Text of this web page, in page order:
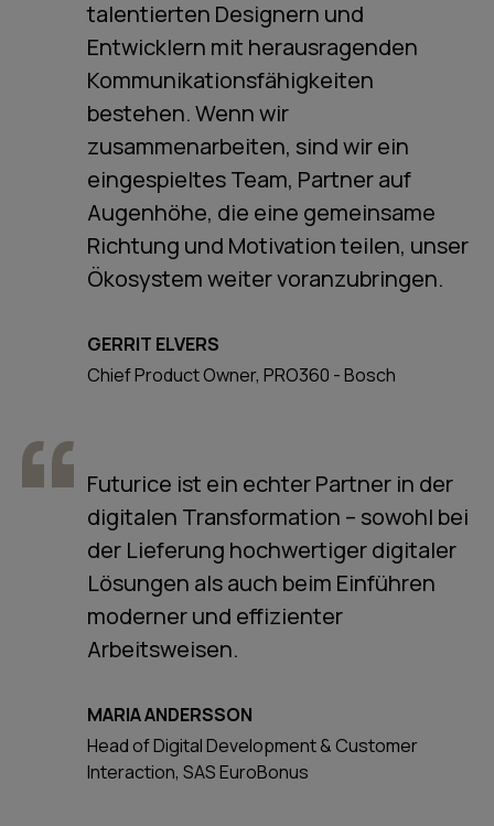
talentierten Designern und
Entwicklern mit herausragenden
Kommunikationsfähigkeiten
bestehen. Wenn wir
zusammenarbeiten, sind wir ein
eingespieltes Team, Partner auf
Augenhöhe, die eine gemeinsame
Richtung und Motivation teilen, unser
Ökosystem weiter voranzubringen.
GERRIT ELVERS
Chief Product Owner, PRO360 - Bosch
Futurice ist ein echter Partner in der
digitalen Transformation – sowohl bei
der Lieferung hochwertiger digitaler
Lösungen als auch beim Einführen
moderner und effizienter
Arbeitsweisen.
MARIA ANDERSSON
Head of Digital Development & Customer
Interaction, SAS EuroBonus